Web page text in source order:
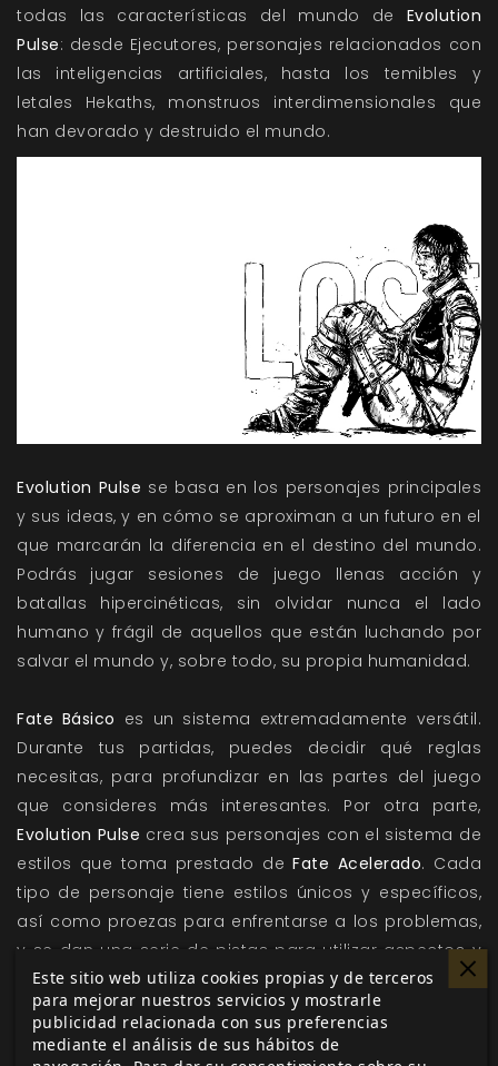
todas las características del mundo de Evolution
Pulse: desde Ejecutores, personajes relacionados con
las inteligencias artificiales, hasta los temibles y
letales Hekaths, monstruos interdimensionales que
han devorado y destruido el mundo.
Evolution Pulse se basa en los personajes principales
y sus ideas, y en cómo se aproximan a un futuro en el
que marcarán la diferencia en el destino del mundo.
Podrás jugar sesiones de juego llenas acción y
batallas hipercinéticas, sin olvidar nunca el lado
humano y frágil de aquellos que están luchando por
salvar el mundo y, sobre todo, su propia humanidad.
Fate Básico es un sistema extremadamente versátil.
Durante tus partidas, puedes decidir qué reglas
necesitas, para profundizar en las partes del juego
que consideres más interesantes. Por otra parte,
Evolution Pulse crea sus personajes con el sistema de
estilos que toma prestado deFate Acelerado. Cada
tipo de personaje tiene estilos únicos y específicos,
así como proezas para enfrentarse a los problemas,
y se dan una serie de pistas para utilizar aspectos y
consecuencias durante la partida.
Evolution Pulseconserva esa gran libertad creativa
Este sitio web utiliza cookies propias y de terceros
para mejorar nuestros servicios y mostrarle
publicidad relacionada con sus preferencias
mediante el análisis de sus hábitos de